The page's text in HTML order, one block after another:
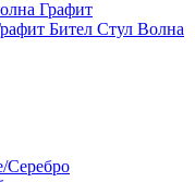
Бител Стул Волна